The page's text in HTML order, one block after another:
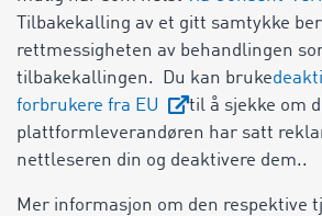
Tilbakekalling av et gitt samtykke
rettmessigheten av behandlingen
tilbakekallingen. Du kan bruke
forbrukere fra EU
til å sjekke om
plattformleverandøren har satt
nettleseren din og deaktivere dem..
Mer informasjon om den respektive